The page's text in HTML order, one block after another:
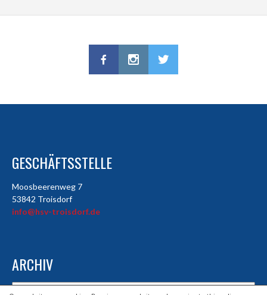
GESCHÄFTSSTELLE
Moosbeerenweg 7
53842 Troisdorf
info@hsv-troisdorf.de
ARCHIV
Archiv